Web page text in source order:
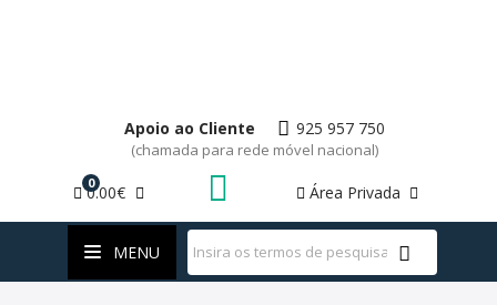
WhatsApp
Apoio ao Cliente 925 957 750
(chamada para rede móvel nacional)
Área Privada
0
0.00€
MENU